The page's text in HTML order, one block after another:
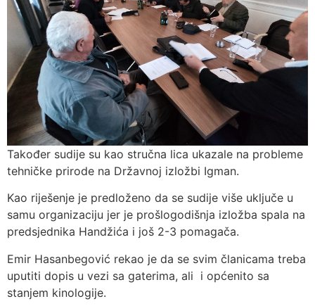
Također sudije su kao stručna lica ukazale na probleme
tehničke prirode na Državnoj izložbi Igman.
Kao riješenje je predloženo da se sudije više uključe u
samu organizaciju jer je prošlogodišnja izložba spala na
predsjednika Handžića i još 2-3 pomagača.
Emir Hasanbegović rekao je da se svim članicama treba
uputiti dopis u vezi sa gaterima, ali i općenito sa
stanjem kinologije.